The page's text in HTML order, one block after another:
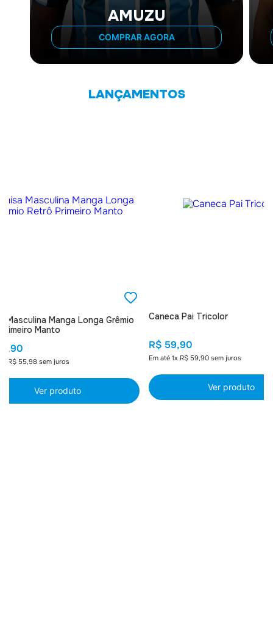
AMUZU
COMPRAR AGORA
LANÇAMENTOS
Masculina Manga Longa Grêmio
Manto
,90
R$ 55,98 sem juros
Ver produto
Caneca Pai Tricolor
R$ 59,90
Em até 1x R$ 59,90 sem juros
Ver produto